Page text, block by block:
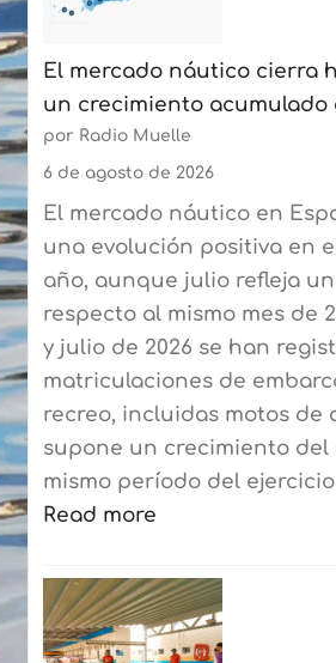
El mercado náutico cierra
un crecimiento acumulado
por Radio Muelle
6 de agosto de 2026
El mercado náutico en
una evolución positiva en
año, aunque julio refleja
respecto al mismo mes de
y julio de 2026 se han
matriculaciones de
recreo, incluidas motos de
supone un crecimiento del
mismo período del
Read more
El
mercado
náutico